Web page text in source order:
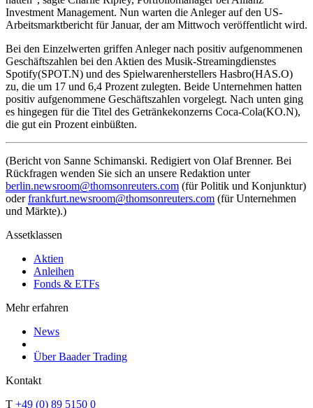
Investment Management. Nun warten die Anleger auf den US-
Arbeitsmarktbericht für Januar, der am Mittwoch veröffentlicht wird.
Bei den Einzelwerten griffen Anleger nach positiv aufgenommenen
Geschäftszahlen bei den Aktien des Musik-Streamingdienstes
Spotify(SPOT.N) und des Spielwarenherstellers Hasbro(HAS.O)
zu, die um 17 und 6,4 Prozent zulegten. Beide Unternehmen hatten
positiv aufgenommene Geschäftszahlen vorgelegt. Nach unten ging
es hingegen für die Titel des Getränkekonzerns Coca-Cola(KO.N),
die gut ein Prozent einbüßten.
(Bericht von Sanne Schimanski. Redigiert von Olaf Brenner. Bei
Rückfragen wenden Sie sich an unsere Redaktion unter
berlin.newsroom@thomsonreuters.com (für Politik und Konjunktur)
oderfrankfurt.newsroom@thomsonreuters.com (für Unternehmen
und Märkte).)
Assetklassen
Aktien
Anleihen
Fonds & ETFs
Mehr erfahren
News
Über Baader Trading
Kontakt
T +49 (0) 89 5150 0